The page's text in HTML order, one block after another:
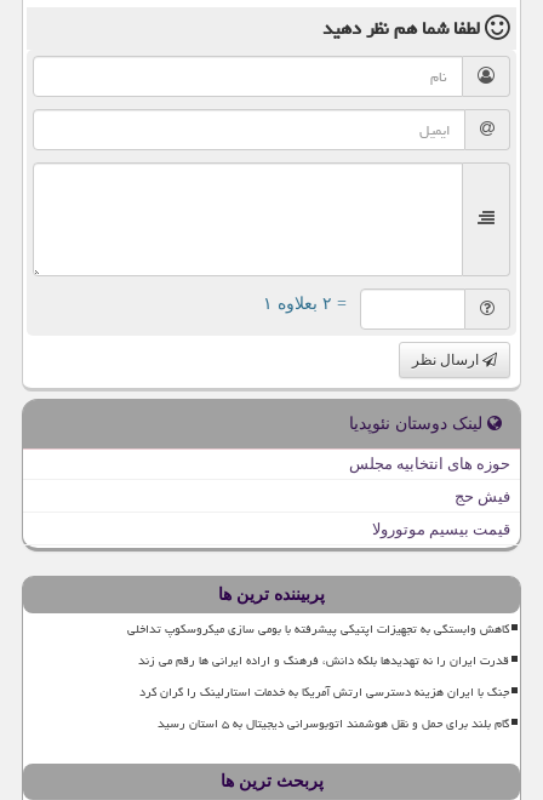
لطفا شما همنظر دهید
= ۲ بعلاوه ۱
ارسال نظر
لینک دوستان نئوپدیا
حوزه های انتخابیه مجلس
فیش حج
قیمت بیسیم موتورولا
پربیننده ترین ها
کاهش وابستگی به تجهیزات اپتیکی پیشرفته با بومی سازی میکروسکوپ تداخلی
قدرت ایران را نه تهدیدها بلکه دانش، فرهنگ و اراده ایرانی ها رقم می زند
جنگ با ایران هزینه دسترسی ارتش آمریکا به خدمات استارلینک را گران کرد
گام بلند برای حمل و نقل هوشمند اتوبوسرانی دیجیتال به ۵ استان رسید
پربحث ترین ها